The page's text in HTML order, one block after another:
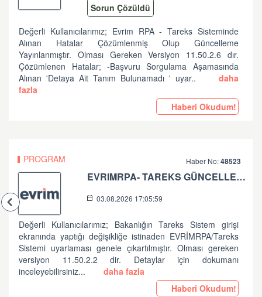
Sorun Çözüldü
Değerli Kullanıcılarımız; Evrim RPA - Tareks Sisteminde
Alınan Hatalar Çözümlenmiş Olup Güncelleme
Yayınlanmıştır. Olması Gereken Versiyon 11.50.2.6 dır.
Çözümlenen Hatalar; -Başvuru Sorgulama Aşamasında
Alınan 'Detaya Ait Tanım Bulunamadı ' uyar..
daha
fazla
Haberi Okudum!
PROGRAM Haber No:48523
EVRIMRPA- TAREKS GÜNCELLEMESI HAKKINDA
03.08.2026 17:05:59
Değerli Kullanıcılarımız; Bakanlığın Tareks Sistem girişi
ekranında yaptığı değişikliğe istinaden EVRİMRPA/Tareks
Sistemi uyarlaması genele çıkartılmıştır. Olması gereken
versiyon 11.50.2.2 dir. Detaylar için dokumanı
inceleyebilirsiniz...
daha fazla
Haberi Okudum!